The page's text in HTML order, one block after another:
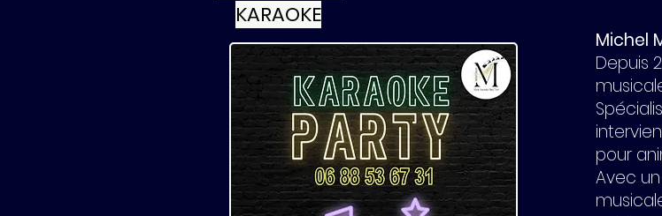
KARAOKE
Michel
Depuis
pour
Avec